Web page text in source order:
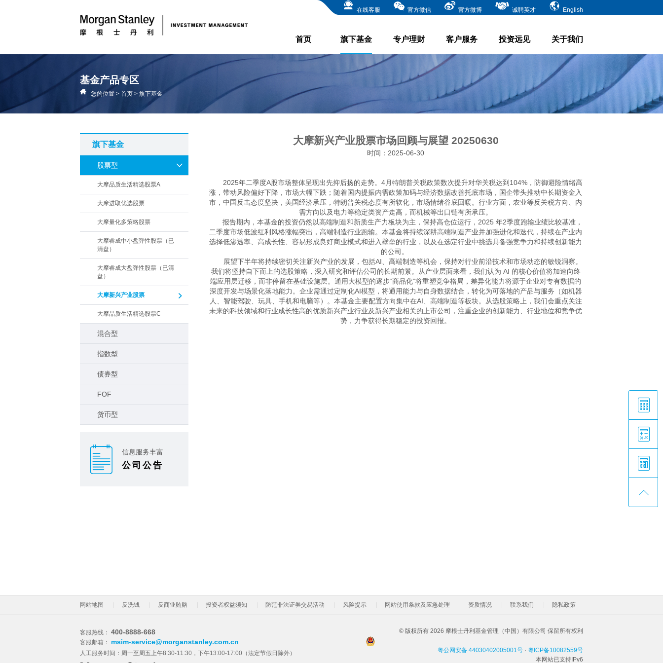
在线客服 官方微信 官方微博 诚聘英才 English
首页 旗下基金 专户理财 客户服务 投资远见 关于我们
基金产品专区
您的位置 > 首页 > 旗下基金
旗下基金
股票型
大摩品质生活精选股票A
大摩进取优选股票
大摩量化多策略股票
大摩睿成中小盘弹性股票（已
清盘）
大摩睿成大盘弹性股票（已清
盘）
大摩新兴产业股票
大摩品质生活精选股票C
混合型
指数型
债券型
FOF
货币型
信息服务丰富
公司公告
大摩新兴产业股票市场回顾与展望 20250630
时间：2025-06-30
2025年二季度A股市场整体呈现出先抑后扬的走势。4月特朗普关税政策数次提升对华关税达到104%，防御避险情绪高
涨，带动风险偏好下降，市场大幅下跌；随着国内提振内需政策加码与经济数据改善托底市场，国企带头推动中长期资金入
市，中国反击态度坚决，美国经济承压，特朗普关税态度有所软化，市场情绪谷底回暖。行业方面，农业等反关税方向、内
需方向以及电力等稳定类资产走高，而机械等出口链有所承压。
报告期内，本基金的投资仍然以高端制造和新质生产力板块为主，保持高仓位运行，2025 年2季度跑输业绩比较基准，
二季度市场低波红利风格涨幅突出，高端制造行业跑输。本基金将持续深耕高端制造产业并加强进化和迭代，持续在产业内
选择低渗透率、高成长性、容易形成良好商业模式和进入壁垒的行业，以及在选定行业中挑选具备强竞争力和持续创新能力
的公司。
展望下半年将持续密切关注新兴产业的发展，包括AI、高端制造等机会，保持对行业前沿技术和市场动态的敏锐洞察。
我们将坚持自下而上的选股策略，深入研究和评估公司的长期前景。从产业层面来看，我们认为 AI 的核心价值将加速向终
端应用层迁移，而非停留在基础设施层。通用大模型的逐步“商品化”将重塑竞争格局，差异化能力将源于企业对专有数据的
深度开发与场景化落地能力。企业需通过定制化AI模型，将通用能力与自身数据结合，转化为可落地的产品与服务（如机器
人、智能驾驶、玩具、手机和电脑等）。本基金主要配置方向集中在AI、高端制造等板块。从选股策略上，我们会重点关注
未来的科技领域和行业成长性高的优质新兴产业行业及新兴产业相关的上市公司，注重企业的创新能力、行业地位和竞争优
势，力争获得长期稳定的投资回报。
网站地图 反洗钱 反商业贿赂 投资者权益须知 防范非法证券交易活动 风险提示 网站使用条款及应急处理 资质情况 联系我们 隐私政策
客服热线： 400-8888-668
客服邮箱： msim-service@morganstanley.com.cn
人工服务时间：周一至周五上午8:30-11:30，下午13:00-17:00（法定节假日除外）
© 版权所有 2026 摩根士丹利基金管理（中国）有限公司 保留所有权利
粤公网安备 44030402005001号 · 粤ICP备10082559号
本网站已支持IPv6